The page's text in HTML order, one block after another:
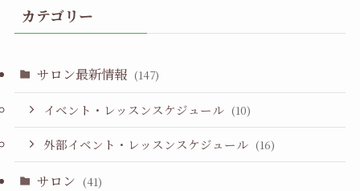
カテゴリー
サロン最新情報 (147)
イベント・レッスンスケジュール (10)
外部イベント・レッスンスケジュール (16)
サロン (41)